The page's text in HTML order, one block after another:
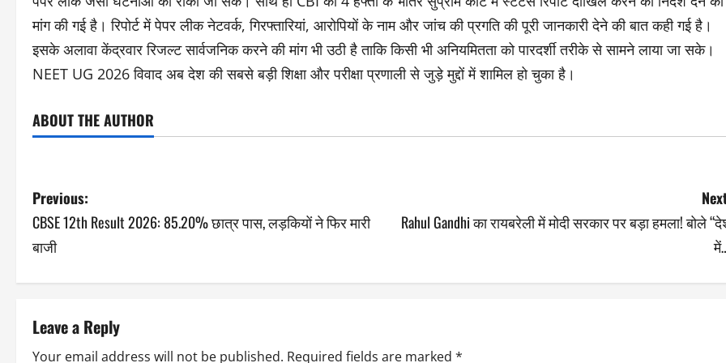
मांग की गई है। रिपोर्ट में पेपर लीक नेटवर्क, गिरफ्तारियां, आरोपियों के नाम और जांच की प्रगति की पूरी जानकारी देने की बात कही गई है।
इसके अलावा केंद्रवार रिजल्ट सार्वजनिक करने की मांग भी उठी है ताकि किसी भी अनियमितता को पारदर्शी तरीके से सामने लाया जा सके।
NEET UG 2026 विवाद अब देश की सबसे बड़ी शिक्षा और परीक्षा प्रणाली से जुड़े मुद्दों में शामिल हो चुका है।
ABOUT THE AUTHOR
Previous:
CBSE 12th Result 2026: 85.20% छात्र पास, लड़कियों ने फिर मारी
बाजी
Rahul Gandhi का रायबरेली में मोदी सरकार पर बड़ा हमला! बोले
Leave a Reply
Your email address will not be published. Required fields are marked *